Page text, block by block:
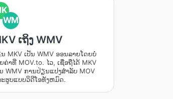
WM
ເຖິງ WMV
MKV ເປັນ WMV ອອນລາຍໂດຍບໍ່
ຄ່າທີ່ MOV.to. ໄວ, ເຊື່ອຖືໄດ້ MKV
WMV ການປ່ຽນແປງສໍາລັບ MOV
ຮູບແບບວິດີໂອທັງຫມົດ.